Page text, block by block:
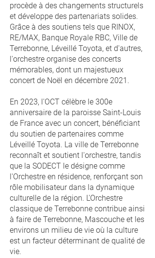
procède à des changements structurels
et développe des partenariats solides.
Grâce à des soutiens tels que RINOX,
RE/MAX, Banque Royale RBC, Ville de
Terrebonne, Léveillé Toyota, et d'autres,
l'orchestre organise des concerts
mémorables, dont un majestueux
concert de Noël en décembre 2021.
En 2023, l'OCT célèbre le 300e
anniversaire de la paroisse Saint-Louis
de France avec un concert, bénéficiant
du soutien de partenaires comme
Léveillé Toyota. La ville de Terrebonne
reconnaît et soutient l'orchestre, tandis
que la SODECT le désigne comme
l'Orchestre en résidence, renforçant son
rôle mobilisateur dans la dynamique
culturelle de la région. L'Orchestre
classique de Terrebonne contribue ainsi
à faire de Terrebonne, Mascouche et les
environs un milieu de vie où la culture
est un facteur déterminant de qualité de
vie.